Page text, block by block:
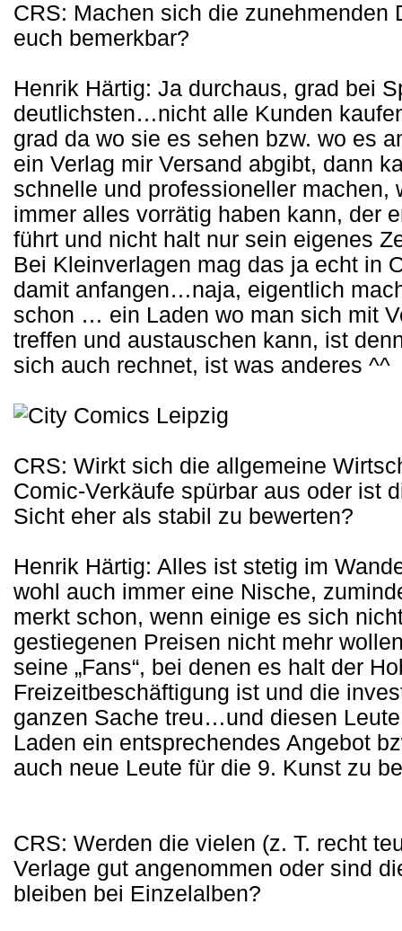
CRS: Machen sich die zunehmenden
euch bemerkbar?
Henrik Härtig: Ja durchaus, grad bei
deutlichsten…nicht alle Kunden
grad da wo sie es sehen bzw. wo es
ein Verlag mir Versand abgibt, dann
schnelle und professioneller machen,
immer alles vorrätig haben kann, der
führt und nicht halt nur sein eigenes
Bei Kleinverlagen mag das ja echt in
damit anfangen…naja, eigentlich
schon … ein Laden wo man sich mit
treffen und austauschen kann, ist
sich auch rechnet, ist was anderes ^^
CRS: Wirkt sich die allgemeine
Comic-Verkäufe spürbar aus oder ist
Sicht eher als stabil zu bewerten?
Henrik Härtig: Alles ist stetig im
wohl auch immer eine Nische,
merkt schon, wenn einige es sich
gestiegenen Preisen nicht mehr
seine „Fans“, bei denen es halt der
Freizeitbeschäftigung ist und die
ganzen Sache treu…und diesen
Laden ein entsprechendes Angebot
auch neue Leute für die 9. Kunst zu
CRS: Werden die vielen (z. T. recht
Verlage gut angenommen oder sind
bleiben bei Einzelalben?